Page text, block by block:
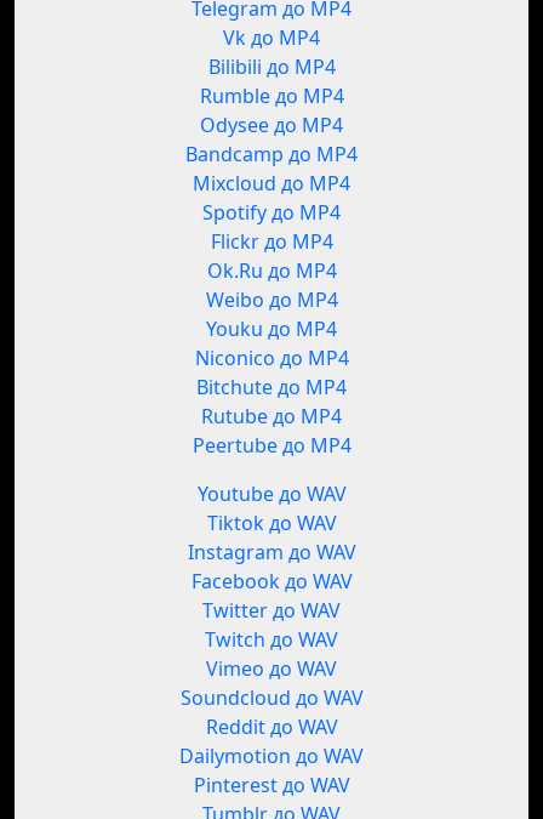
Telegram до MP4
Vk до MP4
Bilibili до MP4
Rumble до MP4
Odysee до MP4
Bandcamp до MP4
Mixcloud до MP4
Spotify до MP4
Flickr до MP4
Ok.Ru до MP4
Weibo до MP4
Youku до MP4
Niconico до MP4
Bitchute до MP4
Rutube до MP4
Peertube до MP4
Youtube до WAV
Tiktok до WAV
Instagram до WAV
Facebook до WAV
Twitter до WAV
Twitch до WAV
Vimeo до WAV
Soundcloud до WAV
Reddit до WAV
Dailymotion до WAV
Pinterest до WAV